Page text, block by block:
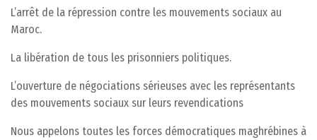
L’arrêt de la répression contre les mouvements sociaux au
Maroc.
La libération de tous les prisonniers politiques.
L’ouverture de négociations sérieuses avec les représentants
des mouvements sociaux sur leurs revendications
Nous appelons toutes les forces démocratiques maghrébines à